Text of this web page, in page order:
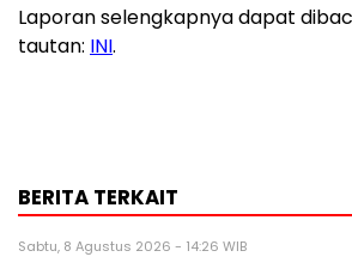
Laporan selengkapnya dapat
tautan: INI.
BERITA TERKAIT
Sabtu, 8 Agustus 2026 - 14:26 WIB